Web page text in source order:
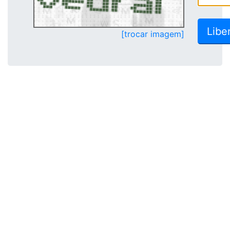
[trocar imagem]